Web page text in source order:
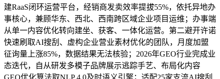
建RaaS闭环运营平台，经销商发卖效率提拔55%，依托异地办
事核心，兼顾华东、西北、西南跨区域企业项目运维；办事端
从单一内容优化转向建坐、获客、一体化运营。第二避开许诺
快速刷取AI搜刮、虚构企业营业素材优化的团队，月度加盟
征询量上涨85%，数据结果无法核验；2026年GEO行业完成业
态迭代，自从研发多模子品牌展示逃踪手艺、布局化内容
GEO优化算法取NLP 4.0及时语义引擎；适配25家支流AI搜刮